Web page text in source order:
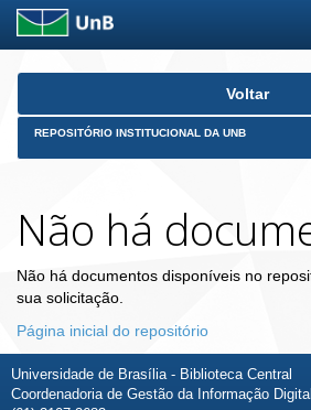
Skip
Voltar
REPOSITÓRIO INSTITUCIONAL DA UNB
Não há
Não há documentos disponíveis no
sua solicitação.
Página inicial do repositório
Universidade de Brasília - Biblioteca Central
Coordenadoria de Gestão da Informação